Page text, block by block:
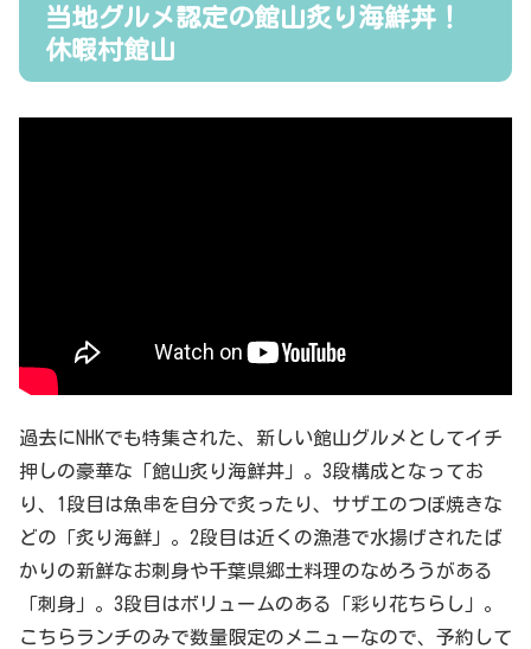
当地グルメ認定の館山炙り海鮮丼！
休暇村館山
過去にNHKでも特集された、新しい館山グルメとしてイチ
押しの豪華な「館山炙り海鮮丼」。3段構成となってお
り、1段目は魚串を自分で炙ったり、サザエのつぼ焼きな
どの「炙り海鮮」。2段目は近くの漁港で水揚げされたば
かりの新鮮なお刺身や千葉県郷土料理のなめろうがある
「刺身」。3段目はボリュームのある「彩り花ちらし」。
こちらランチのみで数量限定のメニューなので、予約して